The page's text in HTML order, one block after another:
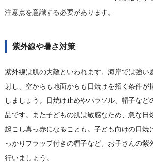
注意点を意識する必要があります。
紫外線や暑さ対策
紫外線は肌の大敵といわれます。海岸では強い
射し、空からも地面からも日焼けを招く条件が
しましょう。日焼け止めやパラソル、帽子など
品です。また子どもの肌は敏感なため、急な日
起こし真っ赤になることも。子ども向けの日焼
っかりフラップ付きの帽子など、お子さんの紫
行いましょう。